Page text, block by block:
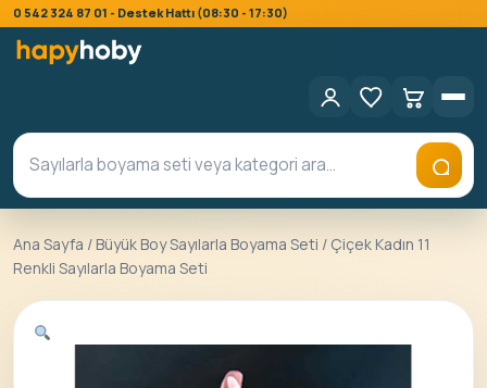
0 542 324 87 01 - Destek Hattı (08:30 - 17:30)
Ana Sayfa / Büyük Boy Sayılarla Boyama Seti / Çiçek Kadın 11
Renkli Sayılarla Boyama Seti